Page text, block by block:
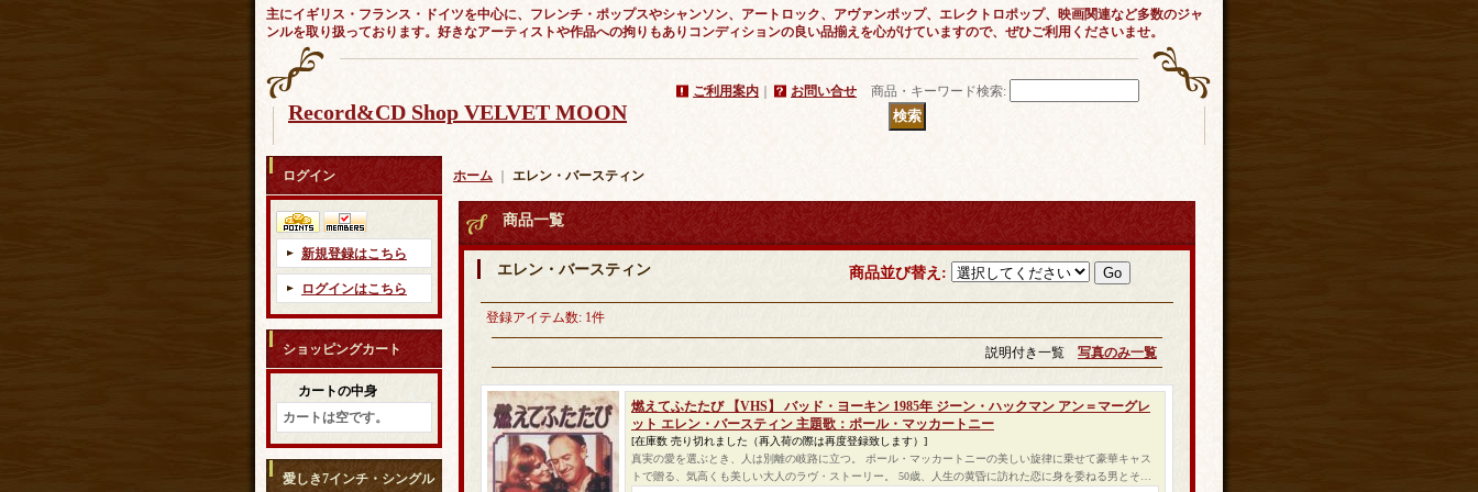
主にイギリス・フランス・ドイツを中心に、フレンチ・ポップスやシャンソン、アートロック、アヴァンポップ、エレクトロポップ、映画関連など多数のジャ
ンルを取り扱っております。好きなアーティストや作品への拘りもありコンディションの良い品揃えを心がけていますので、ぜひご利用くださいませ。
Record&CD Shop VELVET MOON
ご利用案内 お問い合せ 商品・キーワード検索:
ログイン
新規登録はこちら
ログインはこちら
ショッピングカート
カートの中身
カートは空です。
愛しき7インチ・シングル
ホーム エレン・バースティン
商品一覧
エレン・バースティン 商品並び替え :
登録アイテム数: 1件
説明付き一覧 写真のみ一覧
燃えてふたたび 【VHS】 バッド・ヨーキン 1985年 ジーン・ハックマン アン＝マーグレ
ット エレン・バースティン 主題歌：ポール・マッカートニー
[在庫数 売り切れました（再入荷の際は再度登録致します）]
真実の愛を選ぶとき、人は別離の岐路に立つ。 ポール・マッカートニーの美しい旋律に乗せて豪華キャス
トで贈る、気高くも美しい大人のラヴ・ストーリー。 50歳、人生の黄昏に訪れた恋に身を委ねる男とそ…